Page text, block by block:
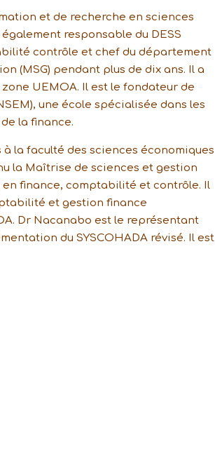
et de recherche en sciences
responsable du DESS
contrôle et chef du département
(MSG) pendant plus de dix ans. Il a
UEMOA. Il est le fondateur de
une école spécialisée dans les
la finance.
la faculté des sciences économiques
la Maîtrise de sciences et gestion
en finance, comptabilité et contrôle. Il
et gestion finance
Dr Nacanabo est le représentant
du SYSCOHADA révisé. Il est